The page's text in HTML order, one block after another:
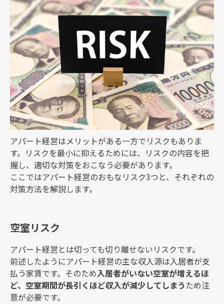
アパート経営はメリットがある一方でリスクもありま
す。リスクを最小に抑えるためには、リスクの内容を把
握し、適切な対策をおこなう必要があります。
ここではアパート経営のおもなリスク3つと、それぞれの
対策方法を解説します。
空室リスク
アパート経営とは切っても切り離せないリスクです。
前述したようにアパート経営の主な収入源は入居者が支
払う家賃です。そのため入居者がいない空室が増えるほ
ど、空室期間が長引くほど収入が減少してしまう ため注
意が必要です。